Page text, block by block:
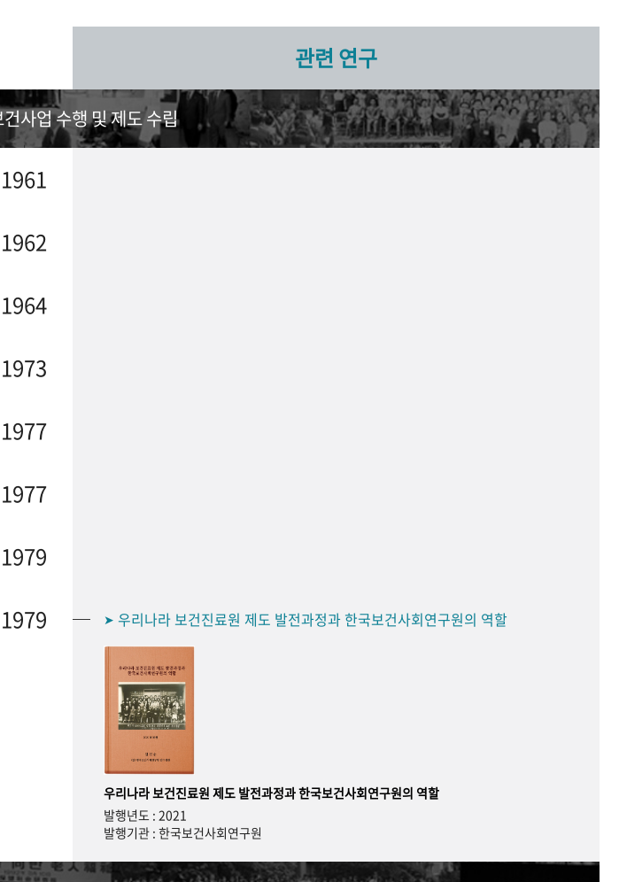
관련 연구
사업 수행 및 제도 수립
1961
1962
1964
1973
1977
1977
1979
1979 ➤ 우리나라 보건진료원 제도 발전과정과 한국보건사회연구원의 역할
우리나라 보건진료원 제도 발전과정과 한국보건사회연구원의 역할
발행년도 : 2021
발행기관 : 한국보건사회연구원